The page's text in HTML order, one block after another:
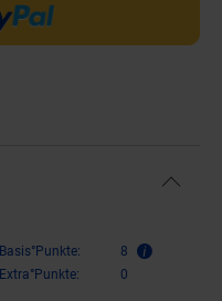
Basis°Punkte:
8
Extra°Punkte:
0